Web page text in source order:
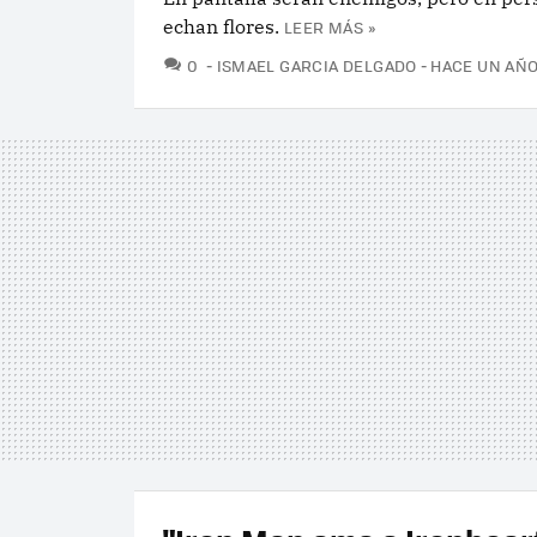
echan flores. LEER MÁS »
0 COMENTARIOS
ISMAEL GARCIA DELGADO HACE UN